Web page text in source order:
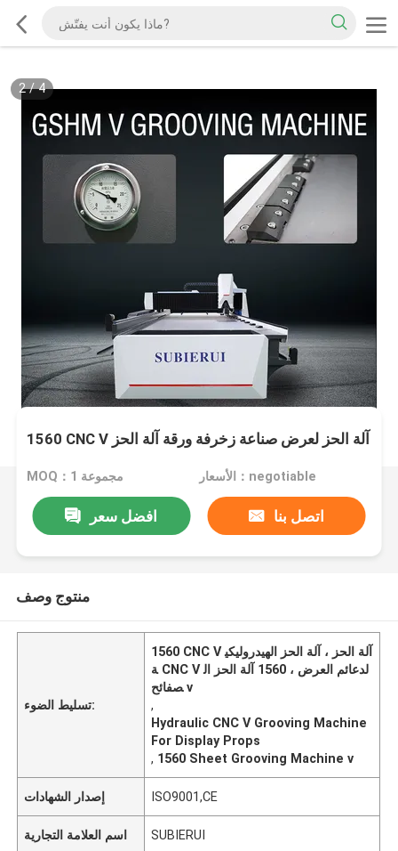
2/4
1560 CNC V آلة الحز لعرض صناعة زخرفة ورقة آلة الحز
MOQ：1 مجموعة الأسعار：negotiable
افضل سعر اتصل بنا
منتوج وصف
تسليط الضوء:
1560 CNC V آلة الحز ، آلة الحز الهيدروليكي
ة CNC V لدعائم العرض ، 1560 آلة الحز ال
صفائح v
,
Hydraulic CNC V Grooving Machine
For Display Props
, 1560 Sheet Grooving Machine v
إصدار الشهادات ISO9001,CE
اسم العلامة التجارية SUBIERUI